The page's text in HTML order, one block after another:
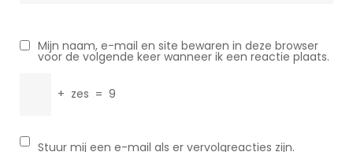
Mijn naam, e-mail en site bewaren in deze browser
voor de volgende keer wanneer ik een reactie plaats.
+ zes = 9
Stuur mij een e-mail als er vervolgreacties zijn.